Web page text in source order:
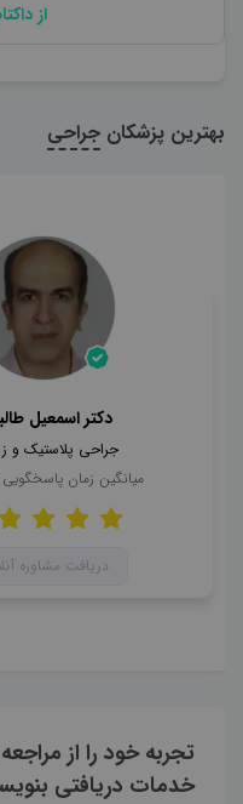
از
بهترین پزشکان جراحی
دکتر اسمعیل
جراحی پلاستیک و
میانگین زمان پاسخگویی
دریافت مشاوره
تجربه خود را از
خدمات دریافتی